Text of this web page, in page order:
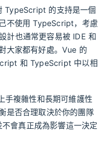
TypeScript 的支持是一個
不使用 TypeScript，考慮
計也通常更容易被 IDE 和
大家都有好處。Vue 的
和 TypeScript 中以相
複雜性和長期可維護性
是否合理取決於你的團隊
會真正成為影響這一決定